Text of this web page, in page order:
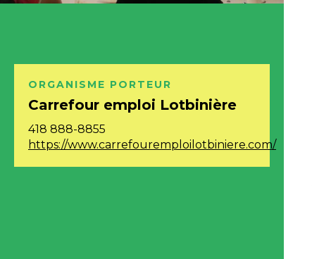
ORGANISME PORTEUR
Carrefour emploi Lotbinière
418 888-8855
https://www.carrefouremploilotbiniere.com/